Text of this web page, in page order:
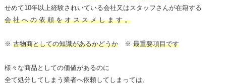
せめて10年以上経験されいている会社又はスタッフさんが在籍する
会 社 へ の 依 頼 を オ ス ス メ し ま す 。
※ 古物商としての知識があるかどうか※ 最重要項目です
様々な商品としての価値があるのに
全て処分してしまう業者へ依頼してしまっては、